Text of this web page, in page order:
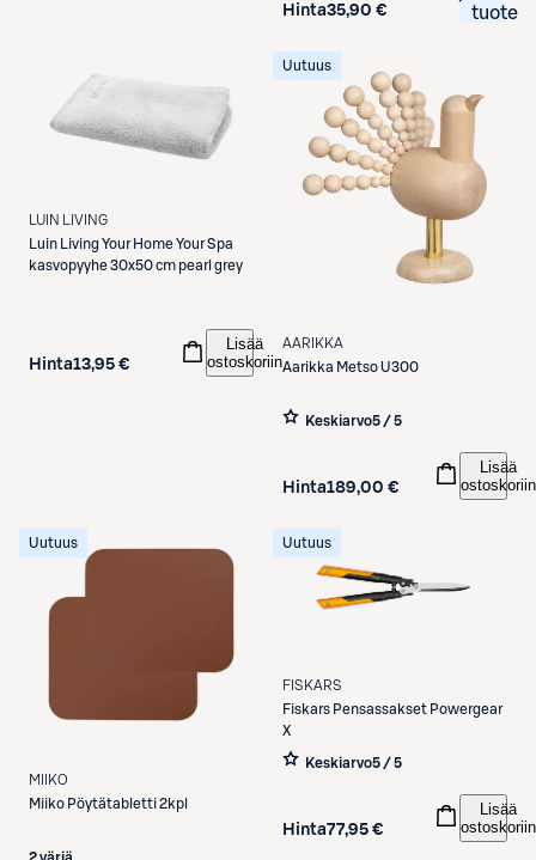
Hinta35,90 €
tuote
LUIN LIVING
Luin Living Your Home Your Spa
kasvopyyhe 30x50 cm pearl grey
Hinta13,95 €
Lisää
ostoskoriin
Uutuus
AARIKKA
Aarikka Metso U300
Keskiarvo5 / 5
Hinta189,00 €
Lisää
ostoskoriin
Uutuus
MIIKO
Miiko Pöytätabletti 2kpl
2 väriä
Uutuus
FISKARS
Fiskars Pensassakset Powergear
X
Keskiarvo5 / 5
Hinta77,95 €
Lisää
ostoskoriin